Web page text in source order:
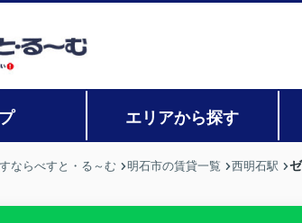
エリアから探す
ならべすと・る～む 明石市の賃貸一覧 西明石駅